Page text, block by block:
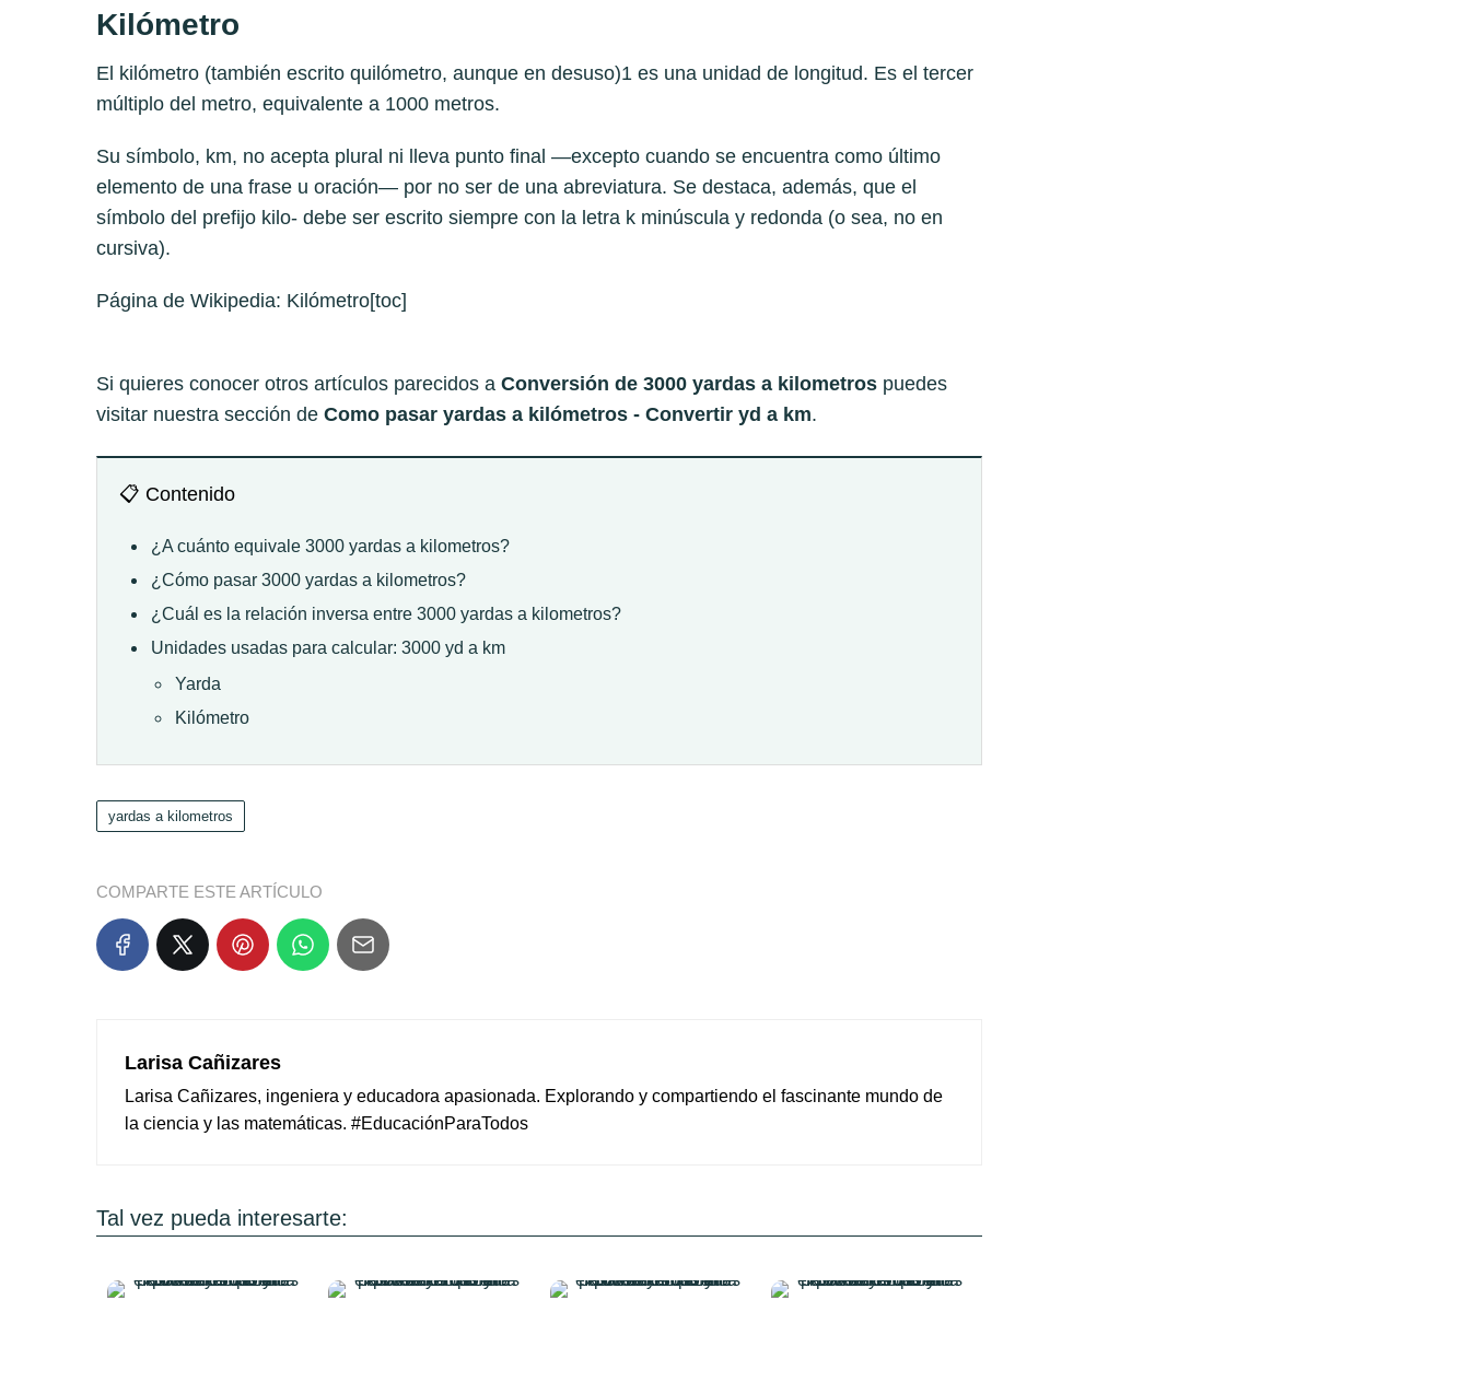
Kilómetro
El kilómetro (también escrito quilómetro, aunque en desuso)1​ es una unidad de longitud. Es el tercer
múltiplo del metro, equivalente a 1000 metros.
Su símbolo, km, no acepta plural ni lleva punto final —excepto cuando se encuentra como último
elemento de una frase u oración— por no ser de una abreviatura. Se destaca, además, que el
símbolo del prefijo kilo- debe ser escrito siempre con la letra k minúscula y redonda (o sea, no en
cursiva).
Página de Wikipedia: Kilómetro[toc]
Si quieres conocer otros artículos parecidos a Conversión de 3000 yardas a kilometros puedes
visitar nuestra sección de Como pasar yardas a kilómetros - Convertir yd a km.
📋 Contenido
¿A cuánto equivale 3000 yardas a kilometros?
¿Cómo pasar 3000 yardas a kilometros?
¿Cuál es la relación inversa entre 3000 yardas a kilometros?
Unidades usadas para calcular: 3000 yd a km
Yarda
Kilómetro
yardas a kilometros
COMPARTE ESTE ARTÍCULO
Larisa Cañizares
Larisa Cañizares, ingeniera y educadora apasionada. Explorando y compartiendo el fascinante mundo de
la ciencia y las matemáticas. #EducaciónParaTodos
Tal vez pueda interesarte: